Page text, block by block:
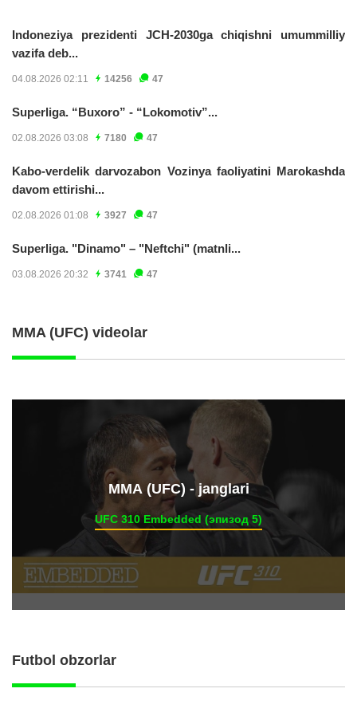
Indoneziya prezidenti JCH-2030ga chiqishni umummilliy
vazifa deb...
04.08.2026 02:11 14256 47
Superliga. “Buxoro” - “Lokomotiv”...
02.08.2026 03:08 7180 47
Kabo-verdelik darvozabon Vozinya faoliyatini Marokashda
davom ettirishi...
02.08.2026 01:08 3927 47
Superliga. "Dinamo" – "Neftchi" (matnli...
03.08.2026 20:32 3741 47
MMA (UFC) videolar
ММА (UFC) - janglari
UFC 310 Embedded (эпизод 5)
Futbol obzorlar